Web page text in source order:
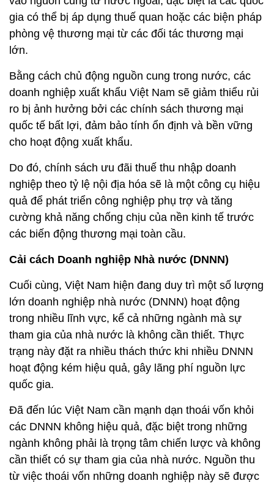
gia có thể bị áp dụng thuế quan hoặc các biện pháp
phòng vệ thương mại từ các đối tác thương mại
lớn.
Bằng cách chủ động nguồn cung trong nước, các
doanh nghiệp xuất khẩu Việt Nam sẽ giảm thiểu rủi
ro bị ảnh hưởng bởi các chính sách thương mại
quốc tế bất lợi, đảm bảo tính ổn định và bền vững
cho hoạt động xuất khẩu.
Do đó, chính sách ưu đãi thuế thu nhập doanh
nghiệp theo tỷ lệ nội địa hóa sẽ là một công cụ hiệu
quả để phát triển công nghiệp phụ trợ và tăng
cường khả năng chống chịu của nền kinh tế trước
các biến động thương mại toàn cầu.
Cải cách Doanh nghiệp Nhà nước (DNNN)
Cuối cùng, Việt Nam hiện đang duy trì một số lượng
lớn doanh nghiệp nhà nước (DNNN) hoạt động
trong nhiều lĩnh vực, kể cả những ngành mà sự
tham gia của nhà nước là không cần thiết. Thực
trạng này đặt ra nhiều thách thức khi nhiều DNNN
hoạt động kém hiệu quả, gây lãng phí nguồn lực
quốc gia.
Đã đến lúc Việt Nam cần mạnh dạn thoái vốn khỏi
các DNNN không hiệu quả, đặc biệt trong những
ngành không phải là trọng tâm chiến lược và không
cần thiết có sự tham gia của nhà nước. Nguồn thu
từ việc thoái vốn những doanh nghiệp này sẽ được